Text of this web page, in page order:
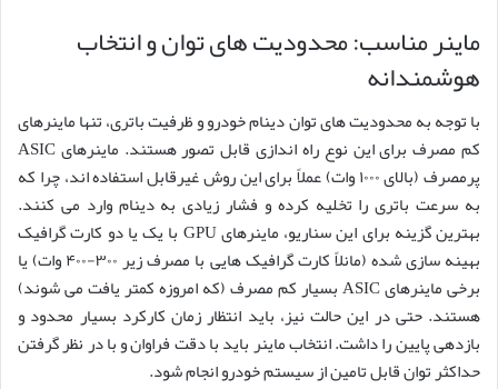
ماینر مناسب: محدودیت های توان و انتخاب
هوشمندانه
با توجه به محدودیت های توان دینام خودرو و ظرفیت باتری، تنها ماینرهای
کم مصرف برای این نوع راه اندازی قابل تصور هستند. ماینرهای ASIC
پرمصرف (بالای ۱۰۰۰ وات) عملاً برای این روش غیرقابل استفاده اند، چرا که
به سرعت باتری را تخلیه کرده و فشار زیادی به دینام وارد می کنند.
بهترین گزینه برای این سناریو، ماینرهای GPU با یک یا دو کارت گرافیک
بهینه سازی شده (مانلاً کارت گرافیک هایی با مصرف زیر ۳۰۰-۴۰۰ وات) یا
برخی ماینرهای ASIC بسیار کم مصرف (که امروزه کمتر یافت می شوند)
هستند. حتی در این حالت نیز، باید انتظار زمان کارکرد بسیار محدود و
بازدهی پایین را داشت. انتخاب ماینر باید با دقت فراوان و با در نظر گرفتن
حداکثر توان قابل تامین از سیستم خودرو انجام شود.